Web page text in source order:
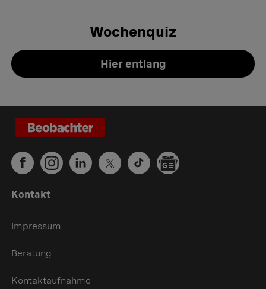
Wochenquiz
Hier entlang
Kontakt
Impressum
Beratung
Kontaktaufnahme